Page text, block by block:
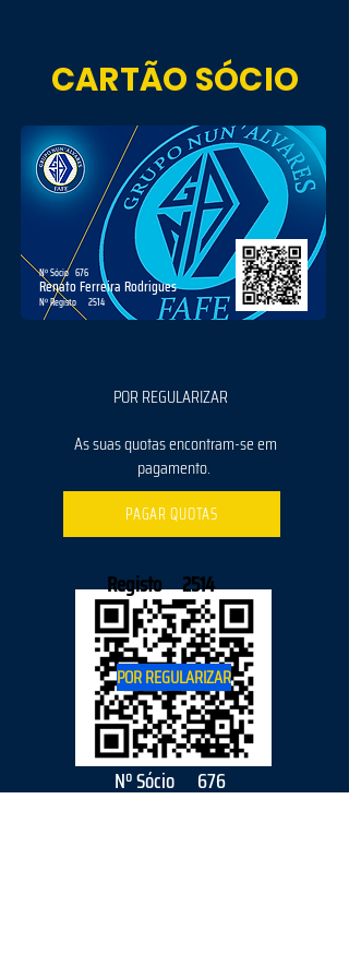
CARTÃO SÓCIO
676
Nº Sócio
Renato Ferreira Rodrigues
2514
Nº Registo
POR REGULARIZAR
As suas quotas encontram-se em
pagamento.
PAGAR QUOTAS
676
Nº Sócio
Registo 2514
POR REGULARIZAR